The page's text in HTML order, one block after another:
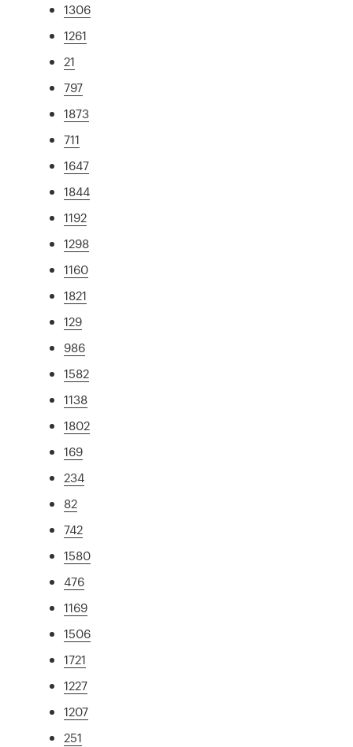
1306
1261
21
797
1873
711
1647
1844
1192
1298
1160
1821
129
986
1582
1138
1802
169
234
82
742
1580
476
1169
1506
1721
1227
1207
251